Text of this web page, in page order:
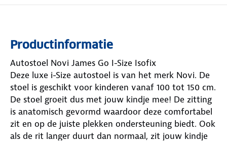
Productinformatie
Autostoel Novi James Go I-Size Isofix
Deze luxe i-Size autostoel is van het merk Novi. De
stoel is geschikt voor kinderen vanaf 100 tot 150 cm.
De stoel groeit dus met jouw kindje mee! De zitting
is anatomisch gevormd waardoor deze comfortabel
zit en op de juiste plekken ondersteuning biedt. Ook
als de rit langer duurt dan normaal, zit jouw kindje